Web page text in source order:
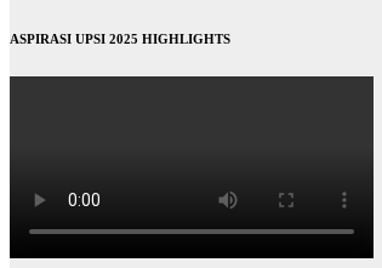
ASPIRASI UPSI 2025 HIGHLIGHTS